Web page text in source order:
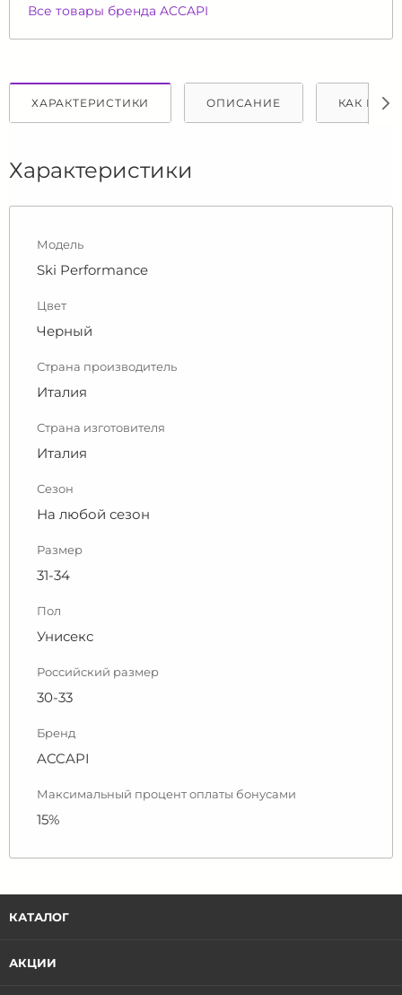
Все товары бренда ACCAPI
ХАРАКТЕРИСТИКИ ОПИСАНИЕ КАК
Характеристики
Модель
Ski Performance
Цвет
Черный
Страна производитель
Италия
Страна изготовителя
Италия
Сезон
На любой сезон
Размер
31-34
Пол
Унисекс
Российский размер
30-33
Бренд
ACCAPI
Максимальный процент оплаты бонусами
15%
КАТАЛОГ
АКЦИИ